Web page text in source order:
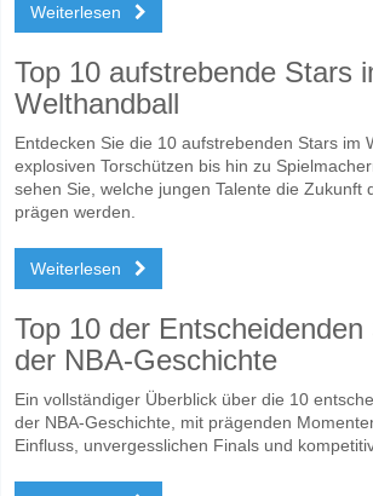
Weiterlesen
Top 10 aufstrebende Stars
Welthandball
Entdecken Sie die 10 aufstrebenden Stars im
explosiven Torschützen bis hin zu
sehen Sie, welche jungen Talente die Zukunft
prägen werden.
Weiterlesen
Top 10 der Entscheidenden
der NBA-Geschichte
Ein vollständiger Überblick über die 10
der NBA-Geschichte, mit prägenden
Einfluss, unvergesslichen Finals und